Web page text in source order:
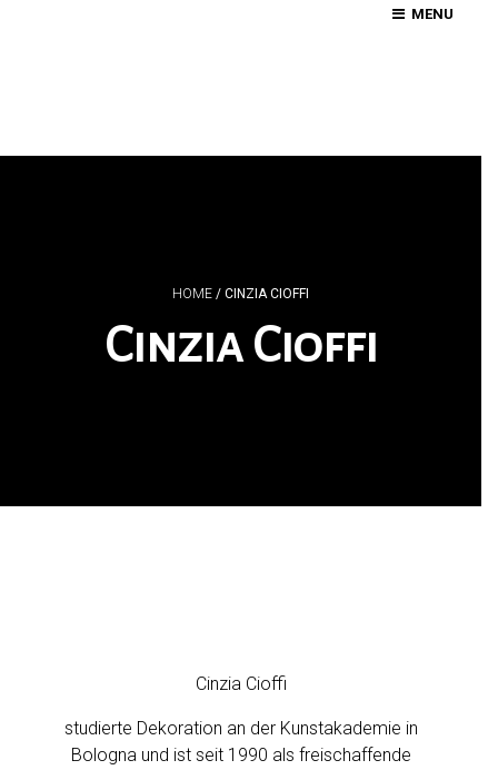
MENU
HOME / CINZIA CIOFFI
Cinzia Cioffi
Cinzia Cioffi
studierte Dekoration an der Kunstakademie in
Bologna und ist seit 1990 als freischaffende